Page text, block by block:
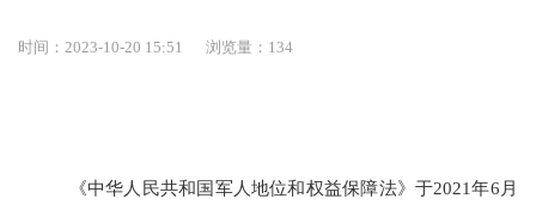
时间：2023-10-20 15:51 浏览量： 134
《中华人民共和国军人地位和权益保障法》于2021年6月